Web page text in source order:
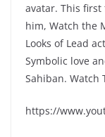
avatar. This
him, Watch the
Looks of Lead
Symbolic love
Sahiban. Watch
https://